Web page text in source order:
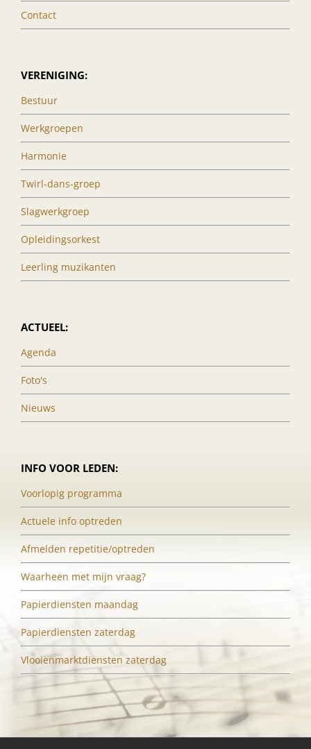
Contact
VERENIGING:
Bestuur
Werkgroepen
Harmonie
Twirl-dans-groep
Slagwerkgroep
Opleidingsorkest
Leerling muzikanten
ACTUEEL:
Agenda
Foto's
Nieuws
INFO VOOR LEDEN:
Voorlopig programma
Actuele info optreden
Afmelden repetitie/optreden
Waarheen met mijn vraag?
Papierdiensten maandag
Papierdiensten zaterdag
Vlooienmarktdiensten zaterdag